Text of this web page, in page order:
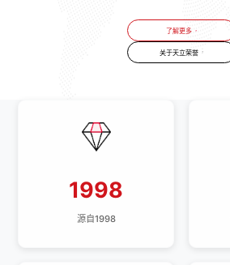
了解更多
关于天立荣誉
源自1998
1998